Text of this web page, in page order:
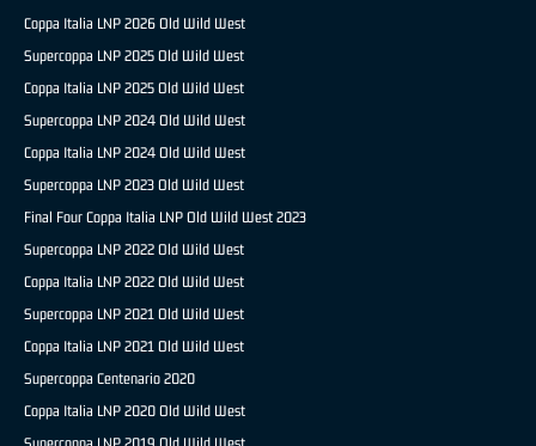
Coppa Italia LNP 2026 Old Wild West
Supercoppa LNP 2025 Old Wild West
Coppa Italia LNP 2025 Old Wild West
Supercoppa LNP 2024 Old Wild West
Coppa Italia LNP 2024 Old Wild West
Supercoppa LNP 2023 Old Wild West
Final Four Coppa Italia LNP Old Wild West 2023
Supercoppa LNP 2022 Old Wild West
Coppa Italia LNP 2022 Old Wild West
Supercoppa LNP 2021 Old Wild West
Coppa Italia LNP 2021 Old Wild West
Supercoppa Centenario 2020
Coppa Italia LNP 2020 Old Wild West